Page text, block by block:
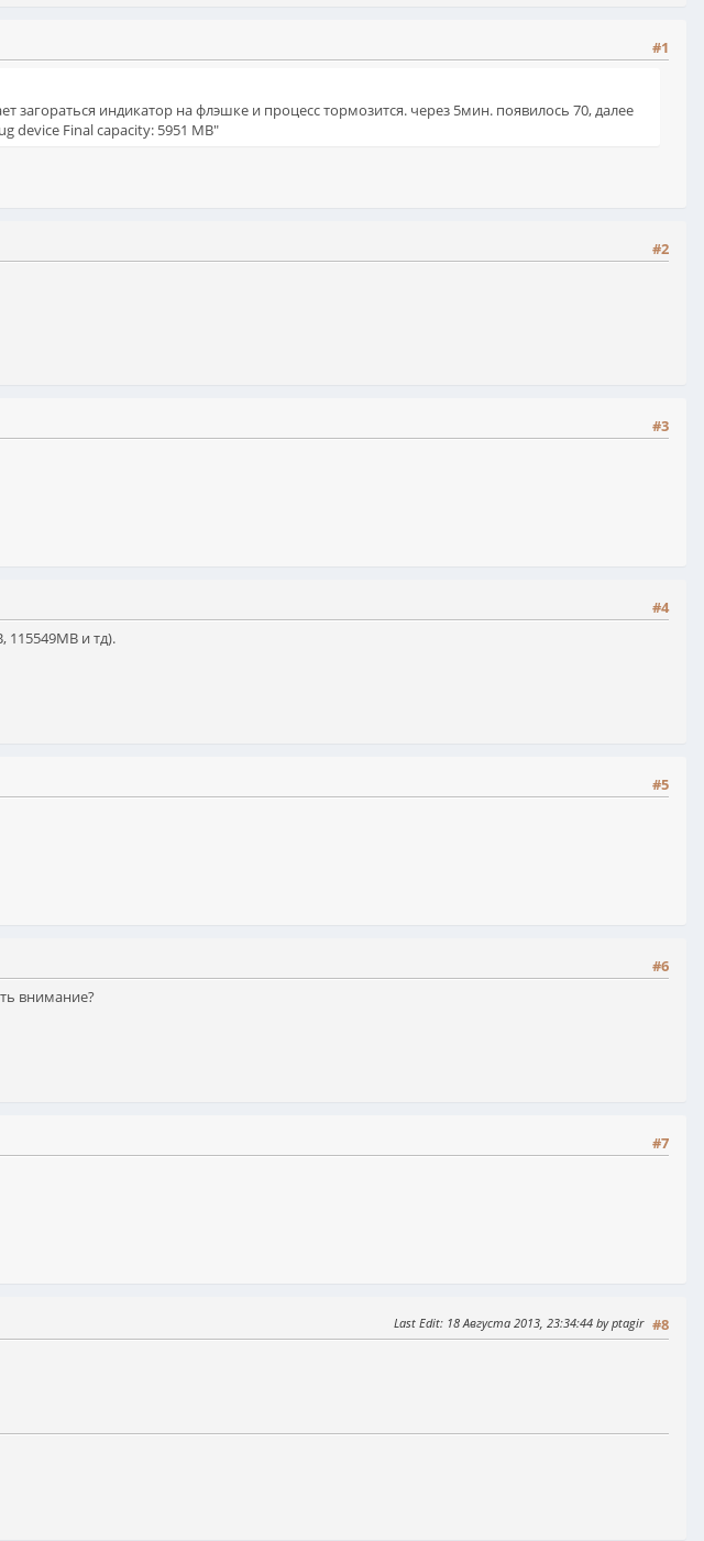
#1
загораться индикатор на флэшке и процесс тормозится. через 5мин. появилось 70, далее
device Final capacity: 5951 MB"
#2
#3
#4
115549МВ и тд).
#5
#6
внимание?
#7
#8
Last Edit: 18 Августа 2013, 23:34:44 by ptagir